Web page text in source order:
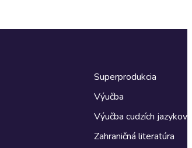
Superprodukcia
Výučba
Výučba cudzích jazykov
Zahraničná literatúra